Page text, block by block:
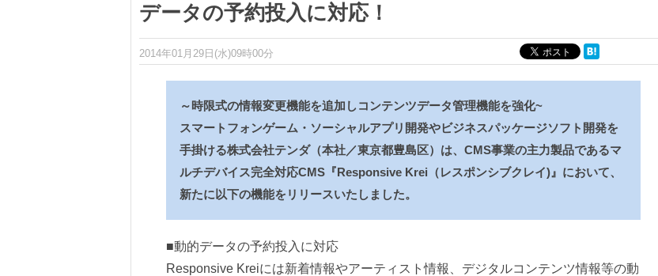
データの予約投入に対応！
2014年01月29日(水)09時00分
～時限式の情報変更機能を追加しコンテンツデータ管理機能を強化~
スマートフォンゲーム・ソーシャルアプリ開発やビジネスパッケージソフト開発を
手掛ける株式会社テンダ（本社／東京都豊島区）は、CMS事業の主力製品であるマ
ルチデバイス完全対応CMS『Responsive Krei（レスポンシブクレイ)』において、
新たに以下の機能をリリースいたしました。
■動的データの予約投入に対応
Responsive Kreiには新着情報やアーティスト情報、デジタルコンテンツ情報等の動